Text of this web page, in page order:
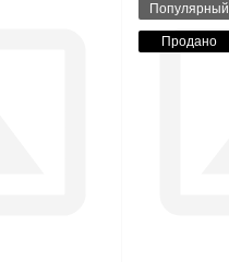
Популярный
Продано